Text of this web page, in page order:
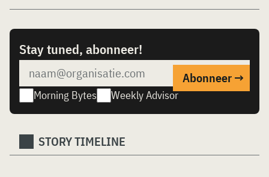
Stay tuned, abonneer!
Morning Bytes Weekly Advisor
STORY TIMELINE